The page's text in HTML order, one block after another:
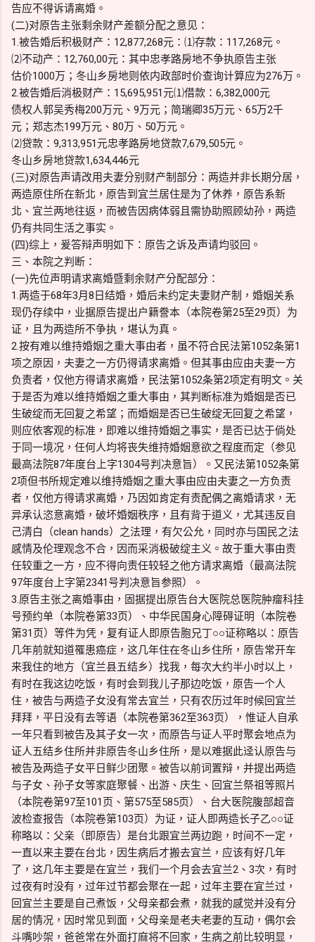
告应不得诉请离婚。
(二)对原告主张剩余财产差额分配之意见：
1.被告婚后积极财产：12,877,268元：⑴存款：117,268元。
⑵不动产：12,760,00元：其中忠孝路房地不争执原告主张
估价1000万；冬山乡房地则依内政部时价查询计算应为276万。
2.被告婚后消极财产：15,695,951元⑴借款：6,382,000元
债权人郭吴秀梅200万元、9万元；简瑞卿35万元、65万2千
元；郑志杰199万元、80万、50万元。
⑵贷款：9,313,951元忠孝路房地贷款7,679,505元。
冬山乡房地贷款1,634,446元
(三)对原告声请改用夫妻分别财产制部分：两造并非长期分居，
两造原住所在新北，原告到宜兰居住是为了休养，原告系新
北、宜兰两地往返，而被告因病体弱且需协助照顾幼孙，两造
仍有共同生活之事实。
(四)综上，爰答辩声明如下：原告之诉及声请均驳回。
三、本院之判断：
(一)先位声明请求离婚暨剩余财产分配部分：
1.两造于68年3月8日结婚，婚后未约定夫妻财产制，婚姻关系
现仍存续中，业据原告提出户籍誊本（本院卷第25至29页）为
证，且为两造所不争执，堪认为真。
2.按有难以维持婚姻之重大事由者，虽不符合民法第1052条第1
项之原因，夫妻之一方仍得请求离婚。但其事由应由夫妻一方
负责者，仅他方得请求离婚，民法第1052条第2项定有明文。关
于是否为难以维持婚姻之重大事由，其判断标准为婚姻是否已
生破绽而无回复之希望；而婚姻是否已生破绽无回复之希望，
则应依客观的标准，即难以维持婚姻之事实，是否已达于倘处
于同一境况，任何人均将丧失维持婚姻意欲之程度而定（参见
最高法院87年度台上字1304号判决意旨）。又民法第1052条第
2项但书所规定难以维持婚姻之重大事由应由夫妻之一方负责
者，仅他方得请求离婚，乃因如肯定有责配偶之离婚请求，无
异承认恣意离婚，破坏婚姻秩序，且有背于道义，尤其违反自
己清白（clean hands）之法理，有欠公允，同时亦与国民之法
感情及伦理观念不合，因而采消极破绽主义。故于重大事由责
任较重之一方，应不得向责任较轻之他方请求离婚（最高法院
97年度台上字第2341号判决意旨参照）。
3.原告主张之离婚事由，固据提出原告台大医院总医院肿瘤科挂
号预约单（本院卷第33页）、中华民国身心障碍证明（本院卷
第31页）等件为凭，复有证人即原告胞兄丁○○证称略以：原告
几年前就知道罹患癌症，这几年住在冬山乡住所，原告常开车
来我住的地方（宜兰县五结乡）找我，每次大约半小时以上，
有时在我这边吃饭，有时会到我儿子那边吃饭，原告一个人
住，被告与两造子女没有常去宜兰，只有农历过年时候回宜兰
拜拜，平日没有去等语（本院卷第362至363页），惟证人自承
一年只看到被告及其子女一次，而原告与证人平时聚会地点为
证人五结乡住所并非原告冬山乡住所，是以难据此迳认原告与
被告及两造子女平日鲜少团聚。被告以前词置辩，并提出两造
与子女、孙子女等家庭聚餐、出游、庆生、回宜兰祭祖等照片
（本院卷第97至101页、第575至585页）、台大医院腹部超音
波检查报告（本院卷第103页）为证，证人即两造长子乙○○证
称略以：父亲（即原告）是台北跟宜兰两边跑，时间不一定，
一直以来主要在台北，因生病后才搬去宜兰，应该有好几年
了，这几年主要是在宜兰，我们一个月会去宜兰2、3次，有时
过夜有时没有，过年过节都会聚在一起，过年主要在宜兰过，
回宜兰主要是自己煮饭，父母亲都会煮，就我的感觉并没有分
居的情况，因时常见到面，父母亲是老夫老妻的互动，偶尔会
斗嘴吵架，爸爸常在外面打麻将不回家，生病之前比较明显，